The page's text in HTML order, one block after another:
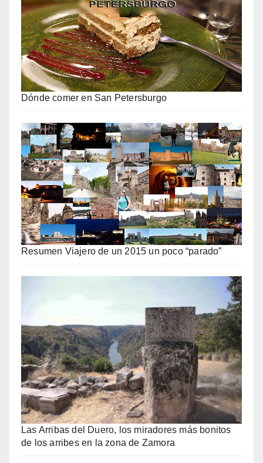
Dónde comer en San Petersburgo
Resumen Viajero de un 2015 un poco “parado”
Las Arribas del Duero, los miradores más bonitos
de los arribes en la zona de Zamora